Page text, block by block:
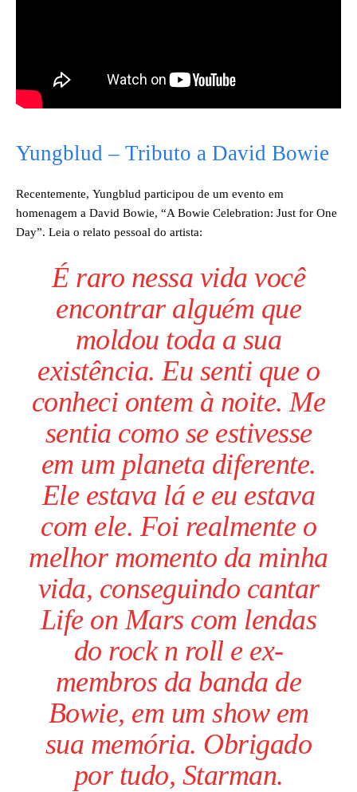
Yungblud – Tributo a David Bowie
Recentemente, Yungblud participou de um evento em
homenagem a David Bowie, “A Bowie Celebration: Just for One
Day”. Leia o relato pessoal do artista:
É raro nessa vida você
encontrar alguém que
moldou toda a sua
existência. Eu senti que o
conheci ontem à noite. Me
sentia como se estivesse
em um planeta diferente.
Ele estava lá e eu estava
com ele. Foi realmente o
melhor momento da minha
vida, conseguindo cantar
Life on Mars com lendas
do rock n roll e ex-
membros da banda de
Bowie, em um show em
sua memória. Obrigado
por tudo, Starman.